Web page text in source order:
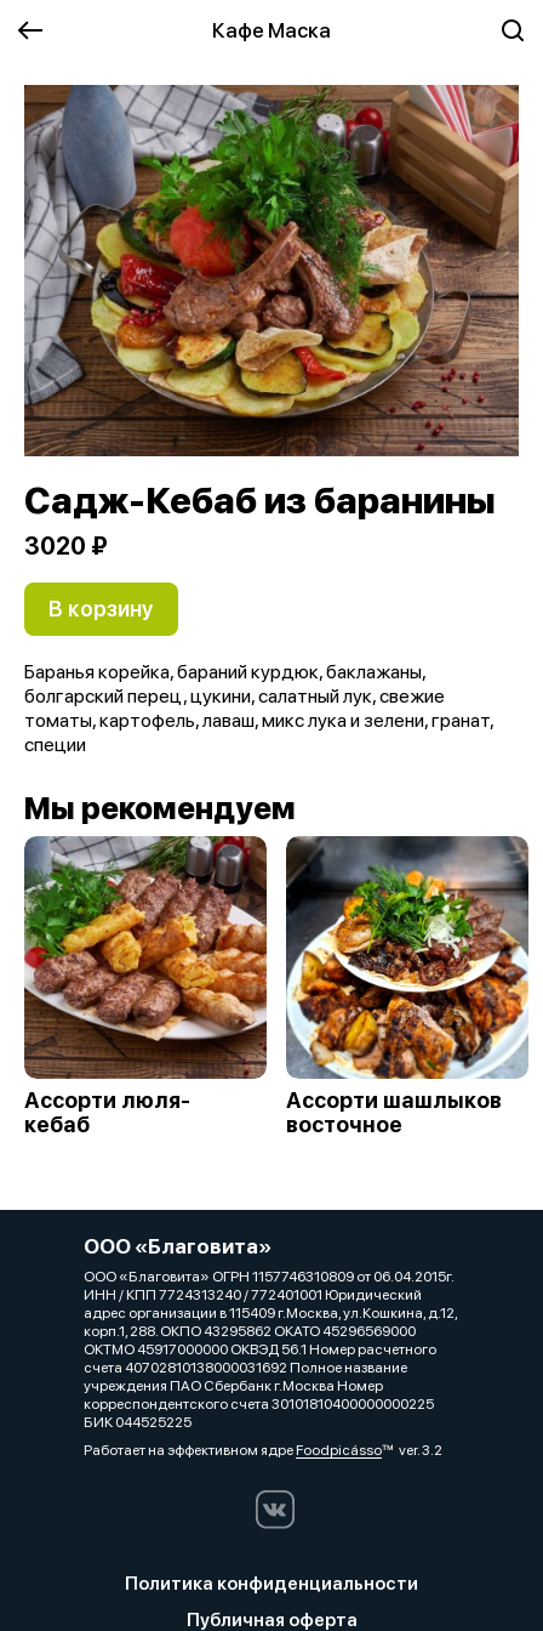
Кафе Маска
Садж-Кебаб из баранины
3020 ₽
В корзину
Баранья корейка, бараний курдюк, баклажаны,
болгарский перец, цукини, салатный лук, свежие
томаты, картофель, лаваш, микс лука и зелени, гранат,
специи
Мы рекомендуем
Ассорти люля-
кебаб
Ассорти шашлыков
восточное
ООО «Благовита»
ООО «Благовита» ОГРН 1157746310809 от 06.04.2015г.
ИНН / КПП 7724313240 / 772401001 Юридический
адрес организации в 115409 г.Москва, ул.Кошкина, д.12,
корп.1, 288. ОКПО 43295862 ОКАТО 45296569000
ОКТМО 45917000000 ОКВЭД 56.1 Номер расчетного
счета 40702810138000031692 Полное название
учреждения ПАО Сбербанк г.Москва Номер
корреспондентского счета 30101810400000000225
БИК 044525225
Работает на эффективном ядреFoodpicássover. 3.2
Политика конфиденциальности
Публичная оферта